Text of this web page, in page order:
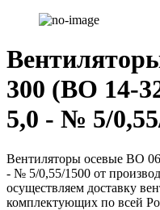
300 (ВО 14-
5,0 - № 5/
Вентиляторы осевые ВО
- № 5/0,55/1500 от
осуществляем доставку
комплектующих по всей